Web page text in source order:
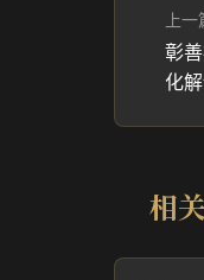
上一
彰
化
相